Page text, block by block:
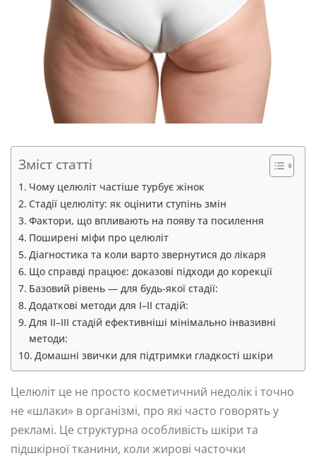
Зміст статті
Чому целюліт частіше турбує жінок
Стадії целюліту: як оцінити ступінь змін
Фактори, що впливають на появу та посилення
Поширені міфи про целюліт
Діагностика та коли варто звернутися до лікаря
Що справді працює: доказові підходи до корекції
Базовий рівень — для будь-якої стадії:
Додаткові методи для I–II стадій:
Для II–III стадій ефективніші мінімально інвазивні
методи:
Домашні звички для підтримки гладкості шкіри
Целюліт це не просто косметичний недолік і точно
не «шлаки» в організмі, про які часто говорять у
рекламі. Це структурна особливість шкіри та
підшкірної тканини, коли жирові часточки